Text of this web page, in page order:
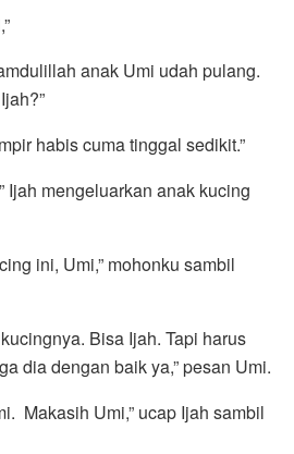
anak Umi udah pulang.
habis cuma tinggal sedikit.”
Ijah mengeluarkan anak kucing
ini, Umi,” mohonku sambil
Bisa Ijah. Tapi harus
dia dengan baik ya,” pesan Umi.
Makasih Umi,” ucap Ijah sambil